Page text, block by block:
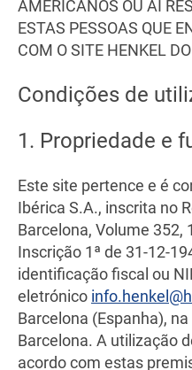
AMERICANOS OU AÍ
ESTAS PESSOAS QUE
COM O SITE HENKEL
Condições de
1. Propriedade e
Este site pertence e é
Ibérica S.A., inscrita no
Barcelona, Volume 352,
Inscrição 1ª de 31-12-
identificação fiscal ou
eletrónico
Barcelona (Espanha),
Barcelona. A utilização
acordo com estas